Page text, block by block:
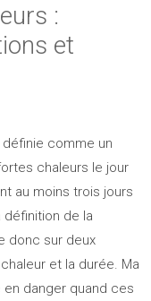
:
et
comme un
chaleurs le jour
au moins trois jours
de la
donc sur deux
et la durée. Ma
danger quand ces